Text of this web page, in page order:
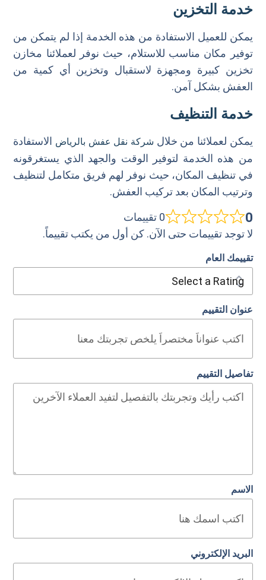
خدمة التخزين
يمكن للعميل الاستفادة من هذه الخدمة إذا لم يتمكن من
توفير مكان مناسب للاستلام، حيث نوفر لعملائنا مخازن
تخزين كبيرة ومجهزة لاستقبال وتخزين أي كمية من
العفش بشكل آمن.
خدمة التنظيف
يمكن لعملائنا من خلال شركة نقل عفش بالرياض الاستفادة
من هذه الخدمة لتوفير الوقت والجهد الذي يستغرقونه
في تنظيف المكان، حيث نوفر لهم فريق متكامل لتنظيف
وترتيب المكان بعد تركيب العفش.
0
0 تقييمات
لا توجد تقييمات حتى الآن. كن أول من يكتب تقييماً.
تقييمك العام
عنوان التقييم
تفاصيل التقييم
الاسم
البريد الإلكتروني